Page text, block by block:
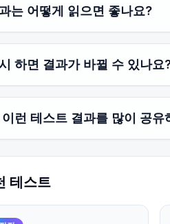
는 어떻게 읽으면 좋나요?
하면 결과가 바뀔 수 있나요
런 테스트 결과를 많이 공유
테스트